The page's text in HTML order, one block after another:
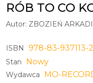
RÓB TO CO
Autor: ZBOZIEŃ
ISBN 978-83-937113-
Stan Nowy
Wydawca
MO-